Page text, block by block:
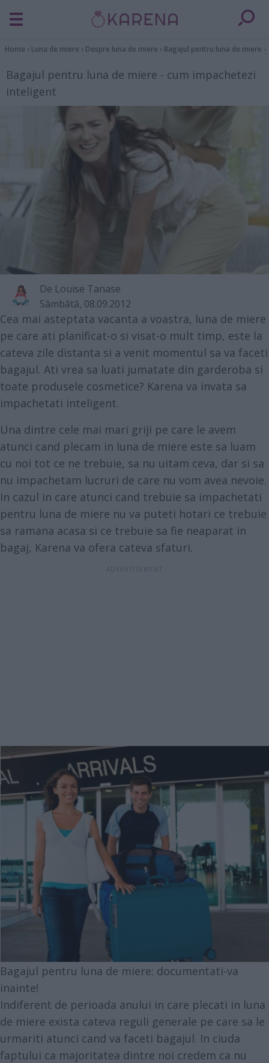
Home › Luna de miere › Despre luna de miere › Bagajul pentru luna de miere
Bagajul pentru luna de miere - cum impachetezi
inteligent
De Louise Tanase
Sâmbătă, 08.09.2012
Cea mai asteptata vacanta a voastra, luna de miere
pe care ati planificat-o si visat-o mult timp, este la
cateva zile distanta si a venit momentul sa va faceti
bagajul. Ati vrea sa luati jumatate din garderoba si
toate produsele cosmetice? Karena va invata sa
impachetati inteligent.
Una dintre cele mai mari griji pe care le avem
atunci cand plecam in luna de miere este sa luam
cu noi tot ce ne trebuie, sa nu uitam ceva, dar si sa
nu impachetam lucruri de care nu vom avea nevoie.
In cazul in care atunci cand trebuie sa impachetati
pentru luna de miere nu va puteti hotari ce trebuie
sa ramana acasa si ce trebuie sa fie neaparat in
bagaj, Karena va ofera cateva sfaturi.
Bagajul pentru luna de miere: documentati-va
inainte!
Indiferent de perioada anului in care plecati in luna
de miere exista cateva reguli generale pe care sa le
urmariti atunci cand va faceti bagajul. In ciuda
faptului ca majoritatea dintre noi credem ca nu